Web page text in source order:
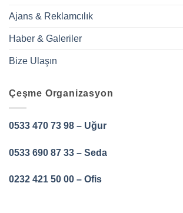
Ajans & Reklamcılık
Haber & Galeriler
Bize Ulaşın
Çeşme Organizasyon
0533 470 73 98 – Uğur
0533 690 87 33 – Seda
0232 421 50 00 – Ofis